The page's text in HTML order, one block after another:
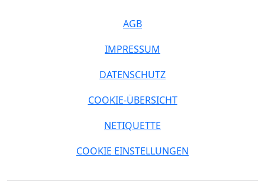
AGB
IMPRESSUM
DATENSCHUTZ
COOKIE-ÜBERSICHT
NETIQUETTE
COOKIE EINSTELLUNGEN